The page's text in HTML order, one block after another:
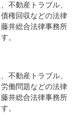
不動産トラブル、
権回収などの法律
井総合法律事務所
。
不動産トラブル、
働問題などの法律
井総合法律事務所
。